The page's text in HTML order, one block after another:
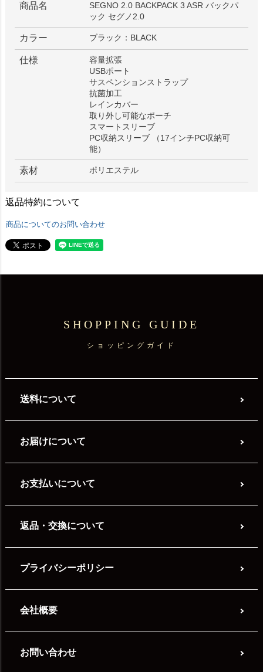
商品名
SEGNO 2.0 BACKPACK 3 ASR バックパ
ック セグノ2.0
カラー ブラック：BLACK
仕様
容量拡張
USBポート
サスペンションストラップ
抗菌加工
レインカバー
取り外し可能なポーチ
スマートスリーブ
PC収納スリーブ （17インチPC収納可
能）
素材 ポリエステル
返品特約について
商品についてのお問い合わせ
SHOPPING GUIDE
ショッピングガイド
送料について
お届けについて
お支払いについて
返品・交換について
プライバシーポリシー
会社概要
お問い合わせ